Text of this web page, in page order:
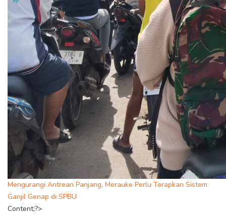
Mengurangi Antrean Panjang, Merauke Perlu Terapkan Sistem
Ganjil Genap di SPBU
Content;?>